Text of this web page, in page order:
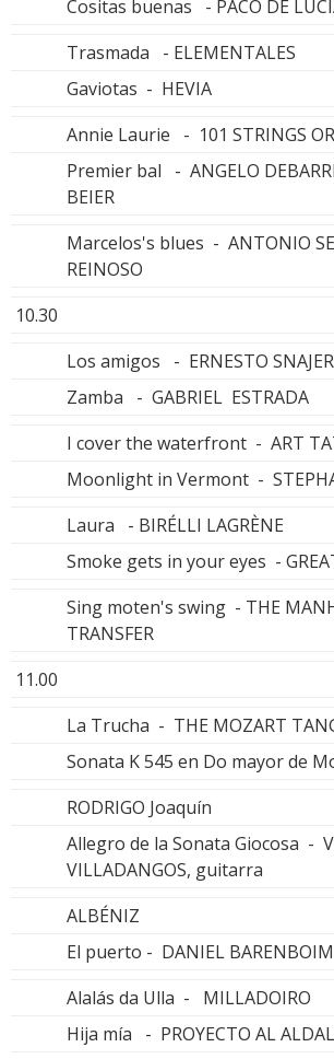
Cositas buenas - PACO DE
Trasmada - ELEMENTALES
Gaviotas - HEVIA
Annie Laurie - 101 STRINGS
Premier bal - ANGELO
BEIER
Marcelos's blues - ANTONIO
REINOSO
10.30
Los amigos - ERNESTO
Zamba - GABRIEL ESTRADA
I cover the waterfront - ART
Moonlight in Vermont -
Laura - BIRÉLLI LAGRÈNE
Smoke gets in your eyes -
Sing moten's swing - THE
TRANSFER
11.00
La Trucha - THE MOZART
Sonata K 545 en Do mayor de
RODRIGO Joaquín
Allegro de la Sonata Giocosa -
VILLADANGOS, guitarra
ALBÉNIZ
El puerto - DANIEL BARENBOIM
Alalás da Ulla - MILLADOIRO
Hija mía - PROYECTO AL